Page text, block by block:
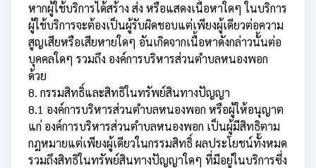
หากผู้ใช้บริการได้สร้าง ส่ง หรือแสดงเนื้อหาใดๆ ในบริการ
ผู้ใช้บริการจะต้องเป็นผู้รับผิดชอบแต่เพียงผู้เดียวต่อความ
สูญเสียหรือเสียหายใดๆ อันเกิดจากเนื้อหาดังกล่าวนั้นต่อ
บุคคลใดๆ รวมถึง องค์การบริหารส่วนตำบลหนองพอก
ด้วย
8. กรรมสิทธิ์และสิทธิในทรัพย์สินทางปัญญา
8.1 องค์การบริหารส่วนตำบลหนองพอก หรือผู้ให้อนุญาต
แก่ องค์การบริหารส่วนตำบลหนองพอก เป็นผู้มีสิทธิตาม
กฎหมายแต่เพียงผู้เดียวในกรรมสิทธิ์ ผลประโยชน์ทั้งหมด
รวมถึงสิทธิในทรัพย์สินทางปัญญาใดๆ ที่มีอยู่ในบริการซึ่ง